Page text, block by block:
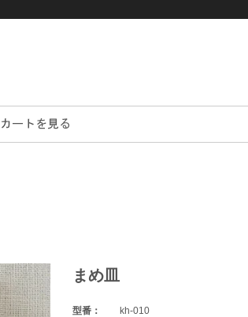
まめ皿
型番： kh-010